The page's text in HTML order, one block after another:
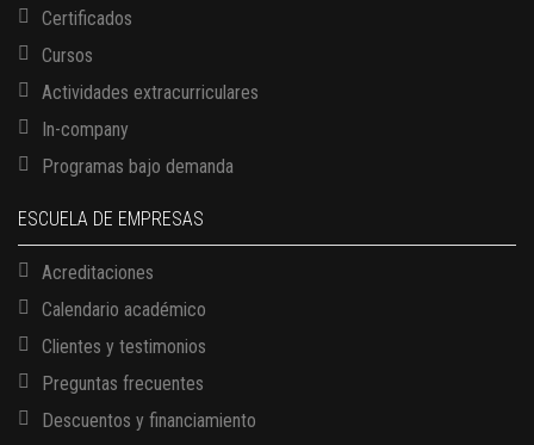
Certificados
Cursos
Actividades extracurriculares
In-company
Programas bajo demanda
ESCUELA DE EMPRESAS
Acreditaciones
Calendario académico
Clientes y testimonios
Preguntas frecuentes
Descuentos y financiamiento